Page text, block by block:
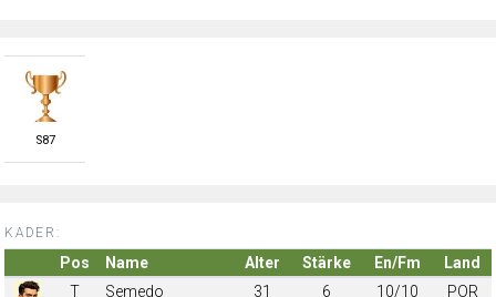
S87
KADER:
Pos Name Alter Stärke En/Fm
Land
T
Semedo 31 6 10/10
POR